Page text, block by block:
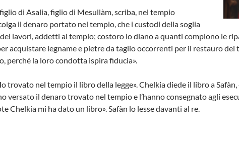
di Asalia, figlio di Mesullàm, scriba, nel tempio
il denaro portato nel tempio, che i custodi della soglia
lavori, addetti al tempio; costoro lo diano a quanti compiono le
acquistare legname e pietre da taglio occorrenti per il restauro del
perché la loro condotta ispira fiducia».
trovato nel tempio il libro della legge». Chelkia diede il libro a Safàn,
versato il denaro trovato nel tempio e l’hanno consegnato agli
Chelkia mi ha dato un libro». Safàn lo lesse davanti al re.